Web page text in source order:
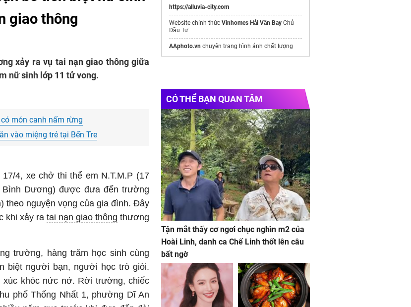
giao thông
xảy ra vụ tai nạn giao thông giữa
nữ sinh lớp 11 tử vong.
món canh nấm rừng
vào miệng trẻ tại Bến Tre
17/4, xe chở thi thể em N.T.M.P (17
Dương) được đưa đến trường
theo nguyện vọng của gia đình. Đây
khi xảy ra tai nạn giao thông thương
trường, hàng trăm học sinh cùng
biệt người bạn, người học trò giỏi.
khóc nức nở. Rời trường, chiếc
phố Thống Nhất 1, phường Dĩ An
https://alluvia-city.com
Website chính thức Vinhomes Hải Vân Bay Chủ
Đầu Tư
AAphoto.vn chuyên trang hình ảnh chất lượng
CÓ THỂ BẠN QUAN TÂM
Tận mắt thấy cơ ngơi chục nghìn m2 của
Hoài Linh, danh ca Chế Linh thốt lên câu
bất ngờ